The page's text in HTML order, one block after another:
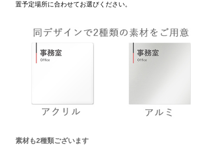
置予定場所に合わせてお選びください。
素材も2種類ございます